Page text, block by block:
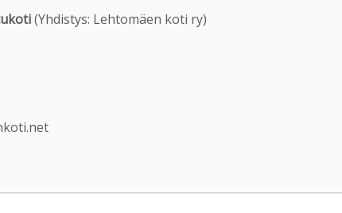
(Yhdistys: Lehtomäen koti ry)